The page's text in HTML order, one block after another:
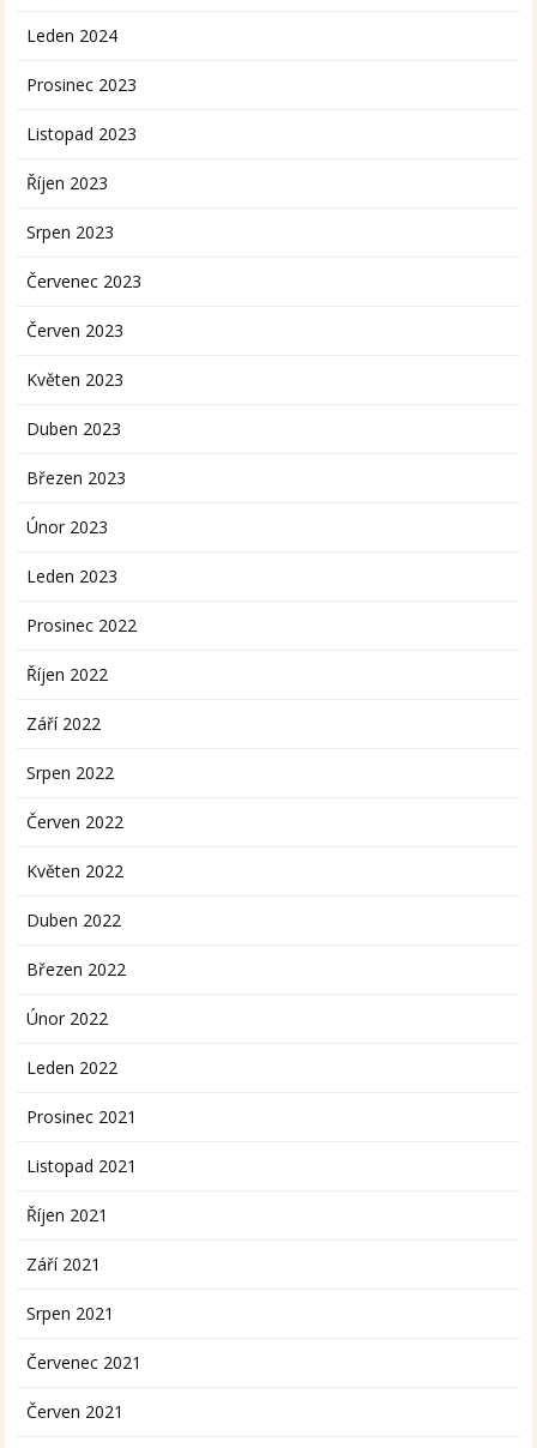
Leden 2024
Prosinec 2023
Listopad 2023
Říjen 2023
Srpen 2023
Červenec 2023
Červen 2023
Květen 2023
Duben 2023
Březen 2023
Únor 2023
Leden 2023
Prosinec 2022
Říjen 2022
Září 2022
Srpen 2022
Červen 2022
Květen 2022
Duben 2022
Březen 2022
Únor 2022
Leden 2022
Prosinec 2021
Listopad 2021
Říjen 2021
Září 2021
Srpen 2021
Červenec 2021
Červen 2021